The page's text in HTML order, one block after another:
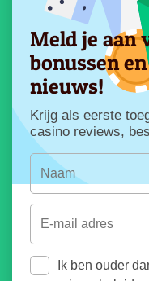
Meld je aan
bonussen
nieuws!
Krijg als eerste
casino reviews,
Ik ben ouder